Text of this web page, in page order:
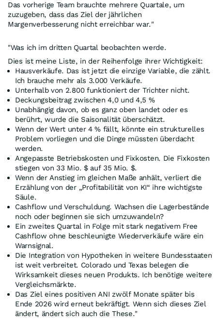
Das vorherige Team brauchte mehrere Quartale, um
zuzugeben, dass das Ziel der jährlichen
Margenverbesserung nicht erreichbar war."
"Was ich im dritten Quartal beobachten werde.
Dies ist meine Liste, in der Reihenfolge ihrer Wichtigkeit:
Hausverkäufe. Das ist jetzt die einzige Variable, die zählt.
Ich brauche mehr als 3.000 Verkäufe.
Unterhalb von 2.800 funktioniert der Trichter nicht.
Deckungsbeitrag zwischen 4,0 und 4,5 %
Unabhängig davon, ob es ganz oben landet oder es
berührt, wurde die Saisonalität überschätzt.
Wenn der Wert unter 4 % fällt, könnte ein strukturelles
Problem vorliegen und die Dinge müssten überdacht
werden.
Angepasste Betriebskosten und Fixkosten. Die Fixkosten
stiegen von 33 Mio. $ auf 35 Mio. $.
Wenn der Anstieg im gleichen Maße anhält, verliert die
Erzählung von der „Profitabilität von KI“ ihre wichtigste
Säule.
Cashflow und Verschuldung. Wachsen die Lagerbestände
noch oder beginnen sie sich umzuwandeln?
Ein zweites Quartal in Folge mit stark negativem Free
Cashflow ohne beschleunigte Wiederverkäufe wäre ein
Warnsignal.
Die Integration von Hypotheken in weitere Bundesstaaten
ist weit verbreitet. Colorado und Texas belegen die
Wirksamkeit dieses neuen Produkts. Ich benötige weitere
Vergleichsmärkte.
Das Ziel eines positiven ANI zwölf Monate später bis
Ende 2026 wird erneut bekräftigt. Wenn sich dieses Ziel
ändert, ändert sich auch die These."